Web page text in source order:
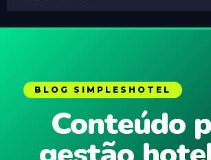
BLOG SIMPLESHOTEL
Conteúdo